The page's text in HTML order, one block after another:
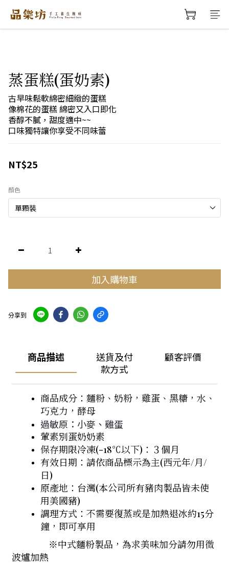
蒸蛋糕(蛋奶素)
古早味鬆軟綿密細緻的蛋糕
像棉花的蛋糕 綿密又入口即化
香醇不膩，甜度適中~~
口味獨特讓你享受不同味蕾
NT$25
顏色
加入購物車
分享到
商品描述
送貨及付
款方式
顧客評價
商品成分：麵粉、奶粉，雞蛋、黑糖，水、
巧克力，酵母
過敏原：小麥、雞蛋
葷素別蛋奶奶素
保存期限冷凍(-18℃以下)：３個月
有效日期：請依商品標示為主(西元年/月/
日)
原產地：台灣(本公司所有豬肉製品皆未使
用美國豬)
調理方式：不需要復蒸或是加熱退冰約15分
鐘，即可享用
※中式麵粉製品，為求美味加分請勿用微
波爐加熱